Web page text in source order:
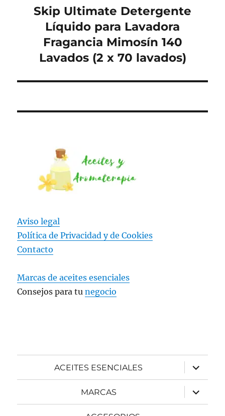
Entrada
siguiente:
Skip Ultimate Detergente
Líquido para Lavadora
Fragancia Mimosín 140
Lavados (2 x 70 lavados)
Aviso legal
Política de Privacidad yde Cookies
Contacto
Marcas de aceites esenciales
Consejos para tunegocio
ACEITES ESENCIALES
expande
el
menú
inferior
MARCAS
expande
el
menú